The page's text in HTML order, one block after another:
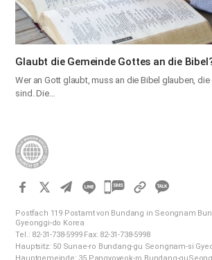
Glaubt die Gemeinde Gottes an die
Wer an Gott glaubt, muss an die Bibel glauben,
sind. Die…
카
공
Postfach 119 Postamt von Bundang in Seongnam
Gyeonggi-do Korea
Tel.: 82-31-738-5999 Fax: 82-31-738-5998
Hauptsitz: 50 Sunae-ro Bundang-gu Seongnam-si